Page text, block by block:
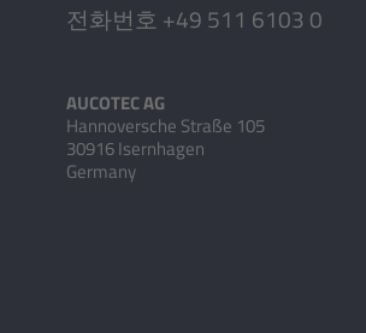
전화번호 +49 511 6103 0
AUCOTEC AG
Hannoversche Straße 105
30916 Isernhagen
Germany